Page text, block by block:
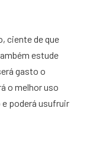
ciente de que
estude
gasto o
o melhor uso
poderá usufruir